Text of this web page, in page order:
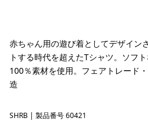
赤ちゃん用の遊び着としてデザイン
トする時代を超えたTシャツ。ソフ
100％素材を使用。フェアトレード
造
Shore Blue
SHRB | 製品番号 60421